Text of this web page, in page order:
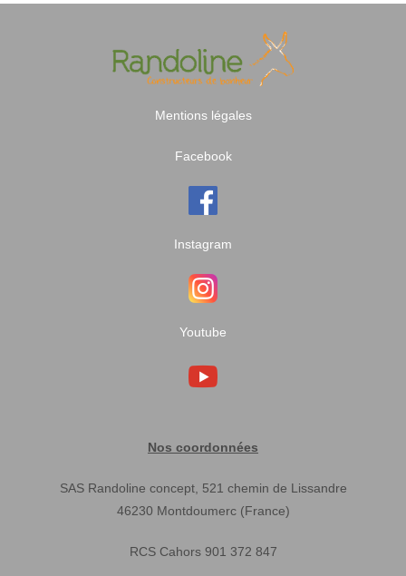
Mentions légales
Facebook
Instagram
Youtube
Nos coordonnées
SAS Randoline concept, 521 chemin de Lissandre
46230 Montdoumerc (France)
RCS Cahors 901 372 847